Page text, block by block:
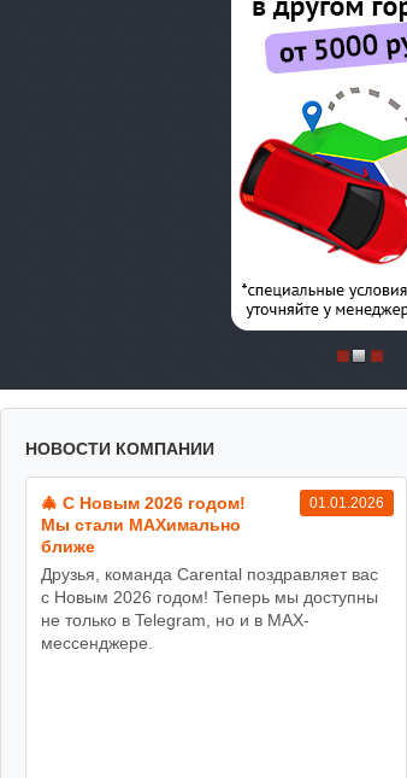
НОВОСТИ КОМПАНИИ
01.01.2026
🎄 С Новым 2026 годом!
Мы стали MAXимально
ближе
Друзья, команда Carental поздравляет вас
с Новым 2026 годом! Теперь мы доступны
не только в Telegram, но и в MAX-
мессенджере.